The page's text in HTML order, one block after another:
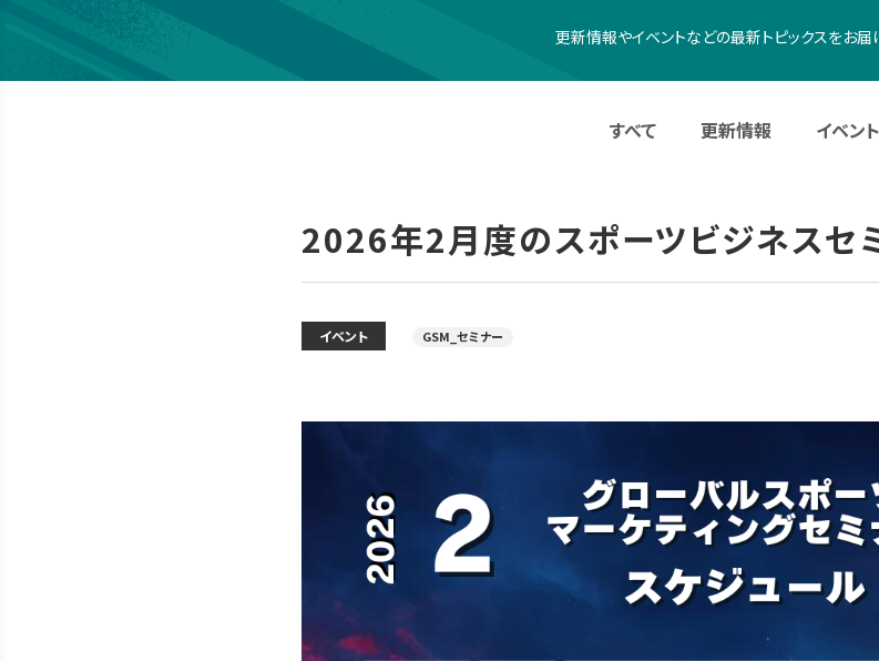
更新情報やイベントなどの最新トピックスをお届
すべて 更新情報 イベント
2026年2月度のスポーツビジネスセ
イベント GSM_セミナー